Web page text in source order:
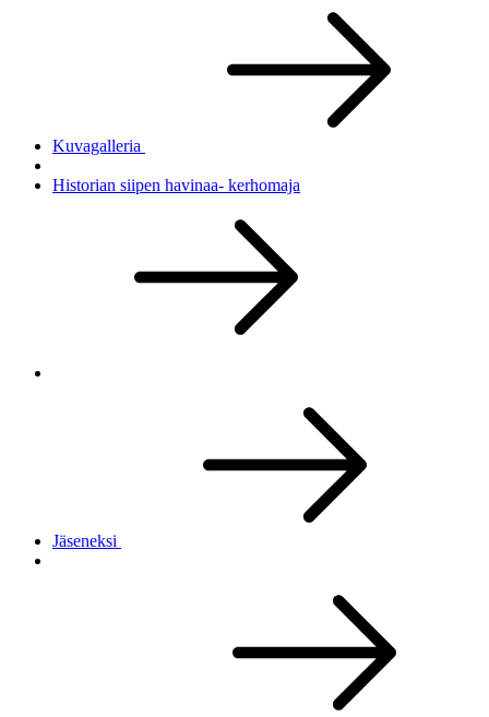
Kuvagalleria
Historian siipen havinaa- kerhomaja
Jäseneksi